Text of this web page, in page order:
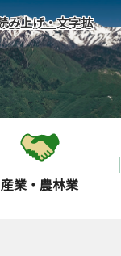
み上げ・文字拡
産業・農林業